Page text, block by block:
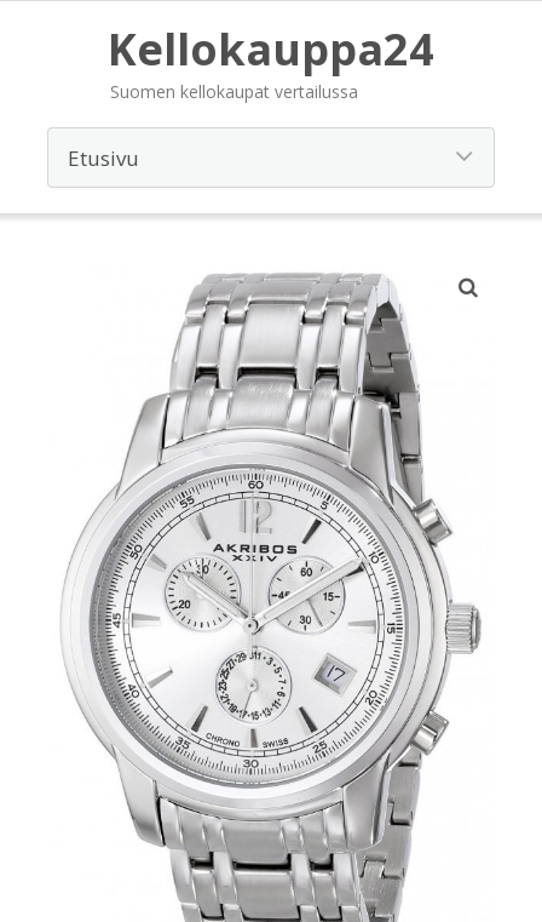
Kellokauppa24
Suomen kellokaupat vertailussa